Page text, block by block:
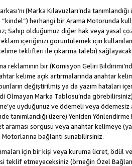
(Marka Kılavuzları’nda
“kindel”) herhangi bir Arama Motorunda
Sahip olduğumuz diğer hak veya yasal
içeriğinizi görüntülemek için
teklifleri ile çıkarma talebi)
reklamının bir (Komisyon Geliri
kelime açık artırmalarında anahtar
değiştirilmiş ya da yazım hataları
Olmayan Marka Tablosu’nda
uyduğunuz ve ödemeli veya
tanımlandığı üzere) Yeniden
sorgusu veya anahtar kelimeye
bağlantı sunabilirsiniz.
için bir kişi veya kuruma ücret, ödül
teklif etmeyeceksiniz (örneğin Özel